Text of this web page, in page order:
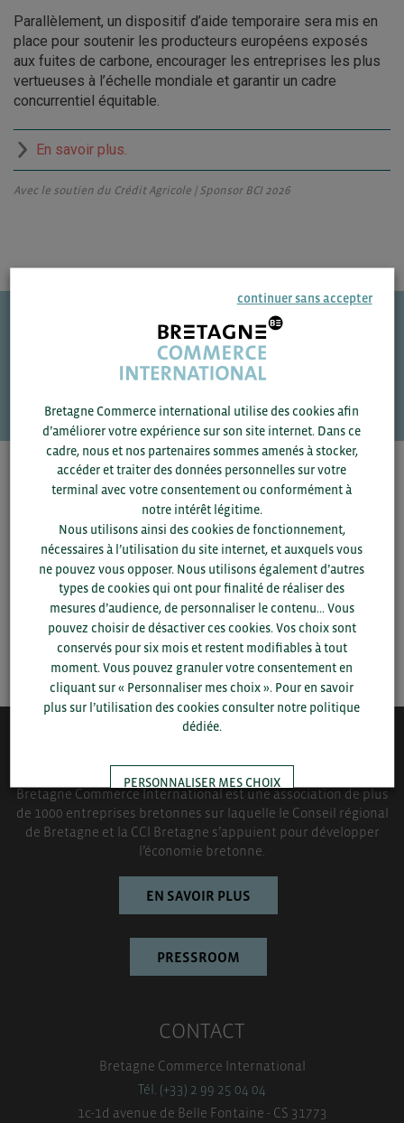
Parallèlement, un dispositif d’aide temporaire sera mis en
place pour soutenir les producteurs européens exposés
aux fuites de carbone, encourager les entreprises les plus
vertueuses à l’échelle mondiale et garantir un cadre
concurrentiel équitable.
En savoir plus.
Avec le soutien du Crédit Agricole | Sponsor BCI 2026
Une question ?
VOS CONTACTS
Pour voir les contacts, merci de renseigner votre
département et votre secteurou connectez-vous.
SAUVEGARDER
Bretagne Commerce International est une association de plus
de 1000 entreprises bretonnes sur laquelle le Conseil régional
de Bretagne et la CCI Bretagne s’appuient pour développer
l’économie bretonne.
EN SAVOIR PLUS
PRESSROOM
CONTACT
Bretagne Commerce International
Tél. (+33) 2 99 25 04 04
1c-1d avenue de Belle Fontaine - CS 31773
continuer sans accepter
Bretagne Commerce international utilise des cookies afin
d’améliorer votre expérience sur son site internet. Dans ce
cadre, nous et nos partenaires sommes amenés à stocker,
accéder et traiter des données personnelles sur votre
terminal avec votre consentement ou conformément à
notre intérêt légitime.
Nous utilisons ainsi des cookies de fonctionnement,
nécessaires à l’utilisation du site internet, et auxquels vous
ne pouvez vous opposer. Nous utilisons également d’autres
types de cookies qui ont pour finalité de réaliser des
mesures d’audience, de personnaliser le contenu... Vous
pouvez choisir de désactiver ces cookies. Vos choix sont
conservés pour six mois et restent modifiables à tout
moment. Vous pouvez granuler votre consentement en
cliquant sur « Personnaliser mes choix ». Pour en savoir
plus sur l’utilisation des cookies consulter notre politique
dédiée.
PERSONNALISER MES CHOIX
TOUT ACCEPTER